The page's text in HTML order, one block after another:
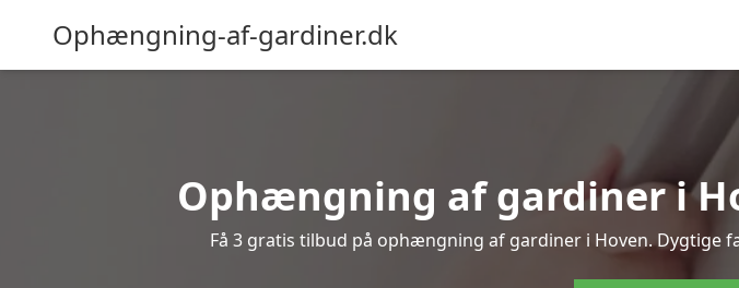
Ophængning-af-gardiner.dk
Ophængning af gardiner i
Få 3 gratis tilbud på ophængning af gardiner i Hoven.